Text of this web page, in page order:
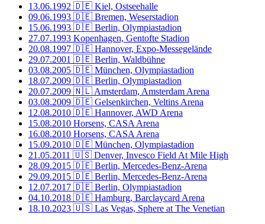
13.06.1992 🇩🇪 Kiel, Ostseehalle
09.06.1993 🇩🇪 Bremen, Weserstadion
15.06.1993 🇩🇪 Berlin, Olympiastadion
27.07.1993 Kopenhagen, Gentofte Stadion
20.08.1997 🇩🇪 Hannover, Expo-Messegelände
29.07.2001 🇩🇪 Berlin, Waldbühne
03.08.2005 🇩🇪 München, Olympiastadion
18.07.2009 🇩🇪 Berlin, Olympiastadion
20.07.2009 🇳🇱 Amsterdam, Amsterdam Arena
03.08.2009 🇩🇪 Gelsenkirchen, Veltins Arena
12.08.2010 🇩🇪 Hannover, AWD Arena
15.08.2010 Horsens, CASA Arena
16.08.2010 Horsens, CASA Arena
15.09.2010 🇩🇪 München, Olympiastadion
21.05.2011 🇺🇸 Denver, Invesco Field At Mile High
28.09.2015 🇩🇪 Berlin, Mercedes-Benz-Arena
29.09.2015 🇩🇪 Berlin, Mercedes-Benz-Arena
12.07.2017 🇩🇪 Berlin, Olympiastadion
04.10.2018 🇩🇪 Hamburg, Barclaycard Arena
18.10.2023 🇺🇸 Las Vegas, Sphere at The Venetian